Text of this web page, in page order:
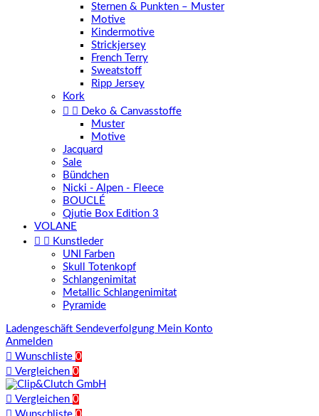
Sternen & Punkten – Muster
Motive
Kindermotive
Strickjersey
French Terry
Sweatstoff
Ripp Jersey
Kork
  Deko & Canvasstoffe
Muster
Motive
Jacquard
Sale
Bündchen
Nicki - Alpen - Fleece
BOUCLÉ
Qjutie Box Edition 3
VOLANE
  Kunstleder
UNI Farben
Skull Totenkopf
Schlangenimitat
Metallic Schlangenimitat
Pyramide
Ladengeschäft Sendeverfolgung Mein Konto
Anmelden
 Wunschliste 0
 Vergleichen 0
 Vergleichen 0